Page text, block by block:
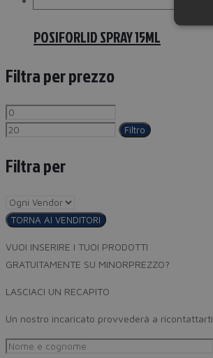
POSIFORLID SPRAY 15ML
Filtra per prezzo
Filtro
Filtra per
TORNA AI VENDITORI
VUOI INSERIRE I TUOI PRODOTTI
GRATUITAMENTE SU MINORPREZZO?
LASCIACI UN RECAPITO
Un nostro incaricato provvederà a ricontattarti